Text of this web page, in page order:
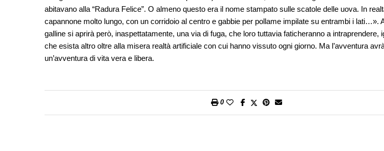
abitavano alla “Radura Felice”. O almeno questo era il nome stampato sulle scatole delle uova. In
capannone molto lungo, con un corridoio al centro e gabbie per pollame impilate su entrambi i lati…».
galline si aprirà però, inaspettatamente, una via di fuga, che loro tuttavia faticheranno a intraprendere,
che esista altro oltre alla misera realtà artificiale con cui hanno vissuto ogni giorno. Ma l’avventura
un’avventura di vita vera e libera.
0